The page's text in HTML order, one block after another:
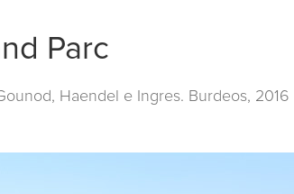
Parc
Haendel e Ingres. Burdeos, 2016